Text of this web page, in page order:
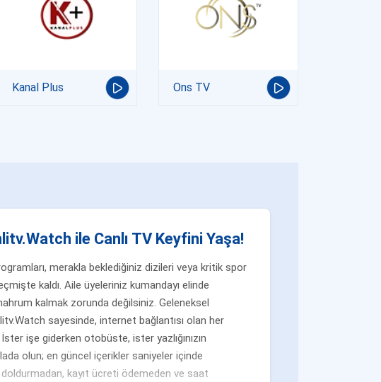
Kanal Plus Ons TV
ile Canlı TV Keyfini Yaşa!
merakla beklediğiniz dizileri veya kritik spor
kaldı. Aile üyeleriniz kumandayı elinde
kalmak zorunda değilsiniz. Geleneksel
sayesinde, internet bağlantısı olan her
işe giderken otobüste, ister yazlığınızın
olun; en güncel içerikler saniyeler içinde
kayıt ücreti ödemeden ve saat